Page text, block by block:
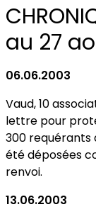
au 27
06.06.2003
Vaud, 10
lettre pour
300 requérants
été déposées
renvoi.
13.06.2003